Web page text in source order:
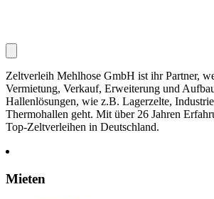
Zeltverleih Mehlhose GmbH ist ihr Partner,
Vermietung, Verkauf, Erweiterung und
Hallenlösungen, wie z.B. Lagerzelte,
Thermohallen geht. Mit über 26 Jahren
Top-Zeltverleihen in Deutschland.
Mieten